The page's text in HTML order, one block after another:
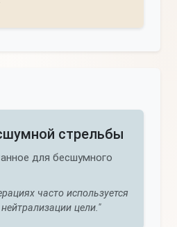
стрельбы
для бесшумного
часто используется
цели."